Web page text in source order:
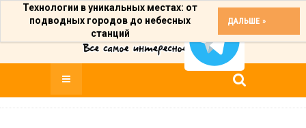
Технологии в уникальных местах: от
подводных городов до небесных
станций
ДАЛЬШЕ »